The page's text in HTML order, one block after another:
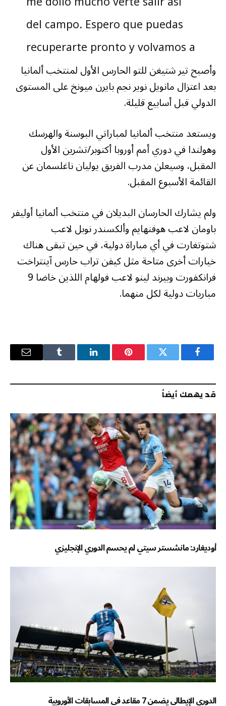
del campo. Espero que puedas
recuperarte pronto y volvamos a
verte en la portería.
pic.twitter.com/4u72LkjnnH
— Thibaut Courtois
(@thibautcourtois)September
22, 2024
وأصبح تير شتيغن للتو الحارس الأول لمنتخب ألمانيا
بعد اعتزال مانويل نوير نجم بايرن ميونخ على المستوى
الدولي قبل أسابيع قليلة.
ويستعد منتخب ألمانيا لمباراتي البوسنة والهرسك
وهولندا في دوري أمم أوروبا أكتوبر/تشرين الأول
المقبل، وسيعلن مدرب الفريق يوليان ناغلسمان عن
القائمة الأسبوع المقبل.
ولم يشارك الحارسان البديلان في منتخب ألمانيا أوليفر
باومان لاعب هوفنهايم وألكسندر نوبل لاعب
شتوتغارت في أي مباراة دولية، في حين تبقى هناك
خيارات أخرى متاحة مثل كيفن تراب حارس آينتراخت
فرانكفورت وبيرند لينو لاعب فولهام اللذين خاضا 9
مباريات دولية لكل منهما.
فيسبوك تويتر بينتيريستلينكدإن Tumblr
البريد
قد يهمك أيضاً
أوديغارد: مانشستر سيتي لم يحسم الدوري الإنجليزي
الدوري الإيطالي يضمن 7 مقاعد في المسابقات الأوروبية